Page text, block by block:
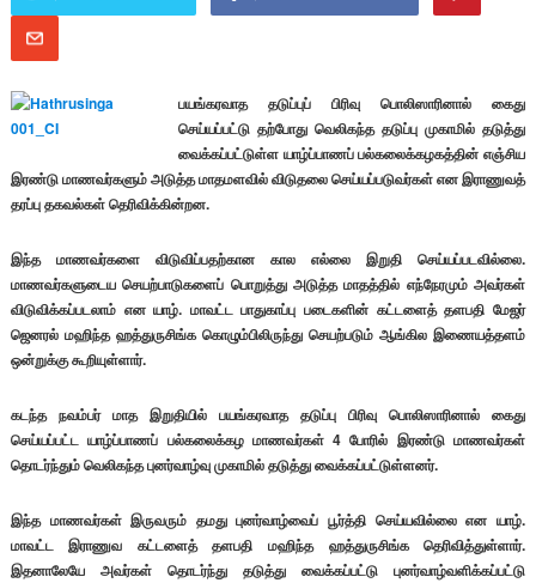
பயங்கரவாத தடுப்புப் பிரிவு பொலிஸாரினால் கைது
செய்யப்பட்டு தற்போது வெலிகந்த தடுப்பு முகாமில் தடுத்து
வைக்கப்பட்டுள்ள யாழ்ப்பாணப் பல்கலைக்கழகத்தின் எஞ்சிய
இரண்டு மாணவர்களும் அடுத்த மாதமளவில் விடுதலை செய்யப்படுவர்கள் என இராணுவத்
தரப்பு தகவல்கள் தெரிவிக்கின்றன.
இந்த மாணவர்களை விடுவிப்பதற்கான கால எல்லை இறுதி செய்யப்படவில்லை.
மாணவர்களுடைய செயற்பாடுகளைப் பொறுத்து அடுத்த மாதத்தில் எந்நேரமும் அவர்கள்
விடுவிக்கப்படலாம் என யாழ். மாவட்ட பாதுகாப்பு படைகளின் கட்டளைத் தளபதி மேஜர்
ஜெனரல் மஹிந்த ஹத்துருசிங்க கொழும்பிலிருந்து செயற்படும் ஆங்கில இணையத்தளம்
ஒன்றுக்கு கூறியுள்ளார்.
கடந்த நவம்பர் மாத இறுதியில் பயங்கரவாத தடுப்பு பிரிவு பொலிஸாரினால் கைது
செய்யப்பட்ட யாழ்ப்பாணப் பல்கலைக்கழ மாணவர்கள் 4 போரில் இரண்டு மாணவர்கள்
தொடர்ந்தும் வெலிகந்த புனர்வாழ்வு முகாமில் தடுத்து வைக்கப்பட்டுள்ளனர்.
இந்த மாணவர்கள் இருவரும் தமது புனர்வாழ்வைப் பூர்த்தி செய்யவில்லை என யாழ்.
மாவட்ட இராணுவ கட்டளைத் தளபதி மஹிந்த ஹத்துருசிங்க தெரிவித்துள்ளார்.
இதனாலேயே அவர்கள் தொடர்ந்து தடுத்து வைக்கப்பட்டு புனர்வாழ்வளிக்கப்பட்டு